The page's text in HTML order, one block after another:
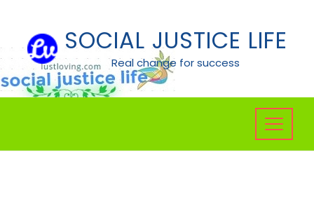
content
SOCIAL JUSTICE LIFE
Real change for success